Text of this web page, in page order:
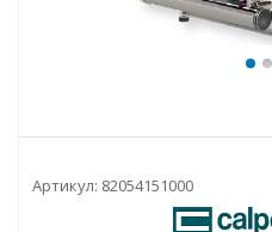
Артикул: 82054151000